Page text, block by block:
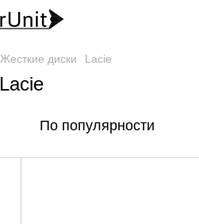
Жесткие диски Lacie
Lacie
По популярности